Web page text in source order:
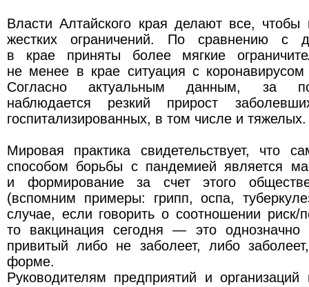
Власти Алтайского края делают все, чтобы
жестких ограничений. По сравнению с
в крае приняты более мягкие
не менее в крае ситуация с коронавирусом
Согласно актуальным данным, за
наблюдается резкий прирост
госпитализированных, в том числе и тяжелых.
Мировая практика свидетельствует, что
способом борьбы с пандемией является
и формирование за счет этого
(вспомним примеры: грипп, оспа,
случае, если говорить о соотношении риск/
то вакцинация сегодня — это однозначно
привитый либо не заболеет, либо
форме.
Руководителям предприятий и организаций